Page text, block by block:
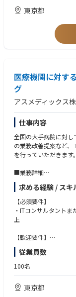
・医院・クリニック
・DX化運用支援（電
・再契約/賃料交渉
・ドクターもしくは医
・FC事業おけるSVと
・マネジメント経験
・人生を謳歌してい
東京都
医療機関に対す
グ
アスメディックス
仕事内容
全国の大手病院に対し
の業務改善提案など
を行っていただきます。
■業務詳細
・GPO会員病院（VHJ
催・運営（事務局担当
・GPO会員病院（
援、IT導入支援サービ
・医療機関の購買デ
まずは既存の営業業
も担当し、IT分野のリ
きます。将来的には医
求める経験 / スキ
【必須要件】
・ITコンサルタント
上
【歓迎要件】
・RFI/RFP等を通じた
・ITプロジェクトでの
ーを担当した経験があ
経験があること
・医療ITの知見・経験
従業員数
100名
東京都